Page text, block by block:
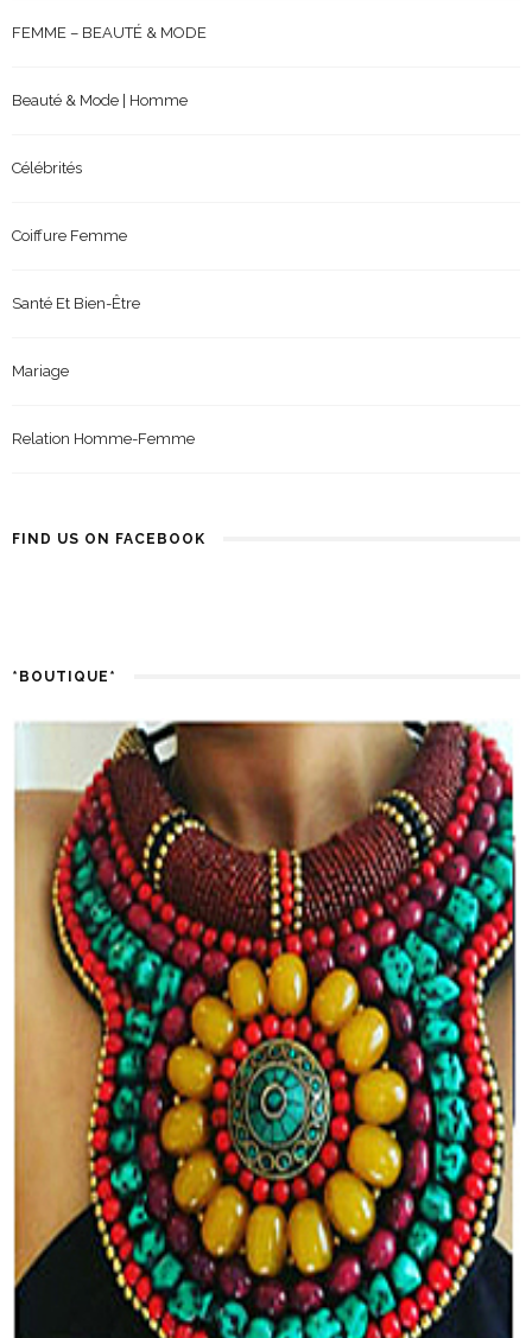
FEMME – BEAUTÉ & MODE
Beauté & Mode | Homme
Célébrités
Coiffure Femme
Santé Et Bien-Être
Mariage
Relation Homme-Femme
FIND US ON FACEBOOK
*BOUTIQUE*